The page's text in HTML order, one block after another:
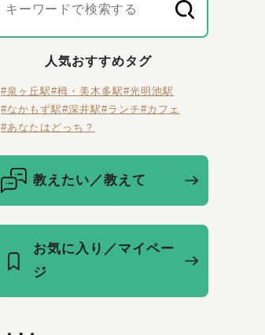
人気おすすめタグ
#泉ヶ丘駅#栂・美木多駅#光明池駅
#なかもず駅#深井駅#ランチ#カフェ
#あなたはどっち？
教えたい／教えて
お気に入り／マイペー
ジ